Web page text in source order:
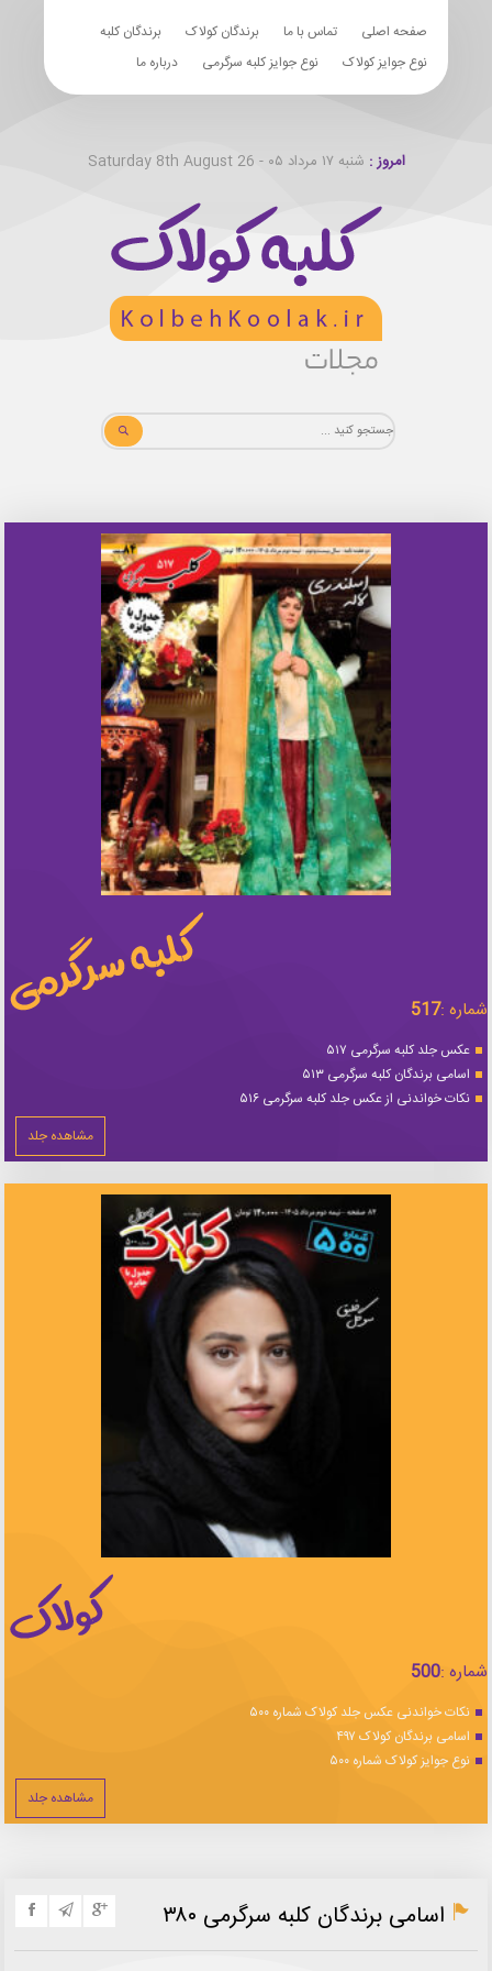
صفحه اصلی تماس با ما برندگان کولاک
برندگان کلبه
نوع جوایز کولاک
نوع جوایز کلبه سرگرمی درباره ما
امروز : شنبه ۱۷ مرداد ۰۵ - Saturday 8th August 26
شماره :517
عکس جلد کلبه سرگرمی ۵۱۷
اسامی برندگان کلبه سرگرمی ۵۱۳
نکات خواندنی از عکس جلد کلبه سرگرمی ۵۱۶
مشاهده جلد
شماره :500
نکات خواندنی عکس جلد کولاک شماره ۵۰۰
اسامی برندگان کولاک ۴۹۷
نوع جوایز کولاک شماره ۵۰۰
مشاهده جلد
اسامی برندگان کلبه سرگرمی ۳۸۰